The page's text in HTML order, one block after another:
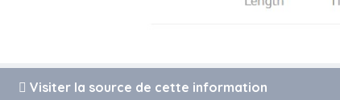
Visiter la source de cette information